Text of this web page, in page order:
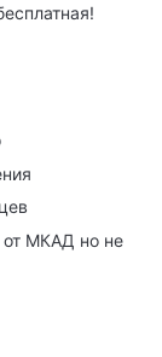
МКАД но не